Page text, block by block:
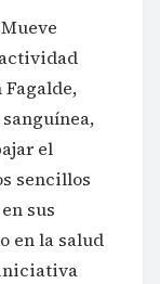
el
sencillos
sus
en la salud